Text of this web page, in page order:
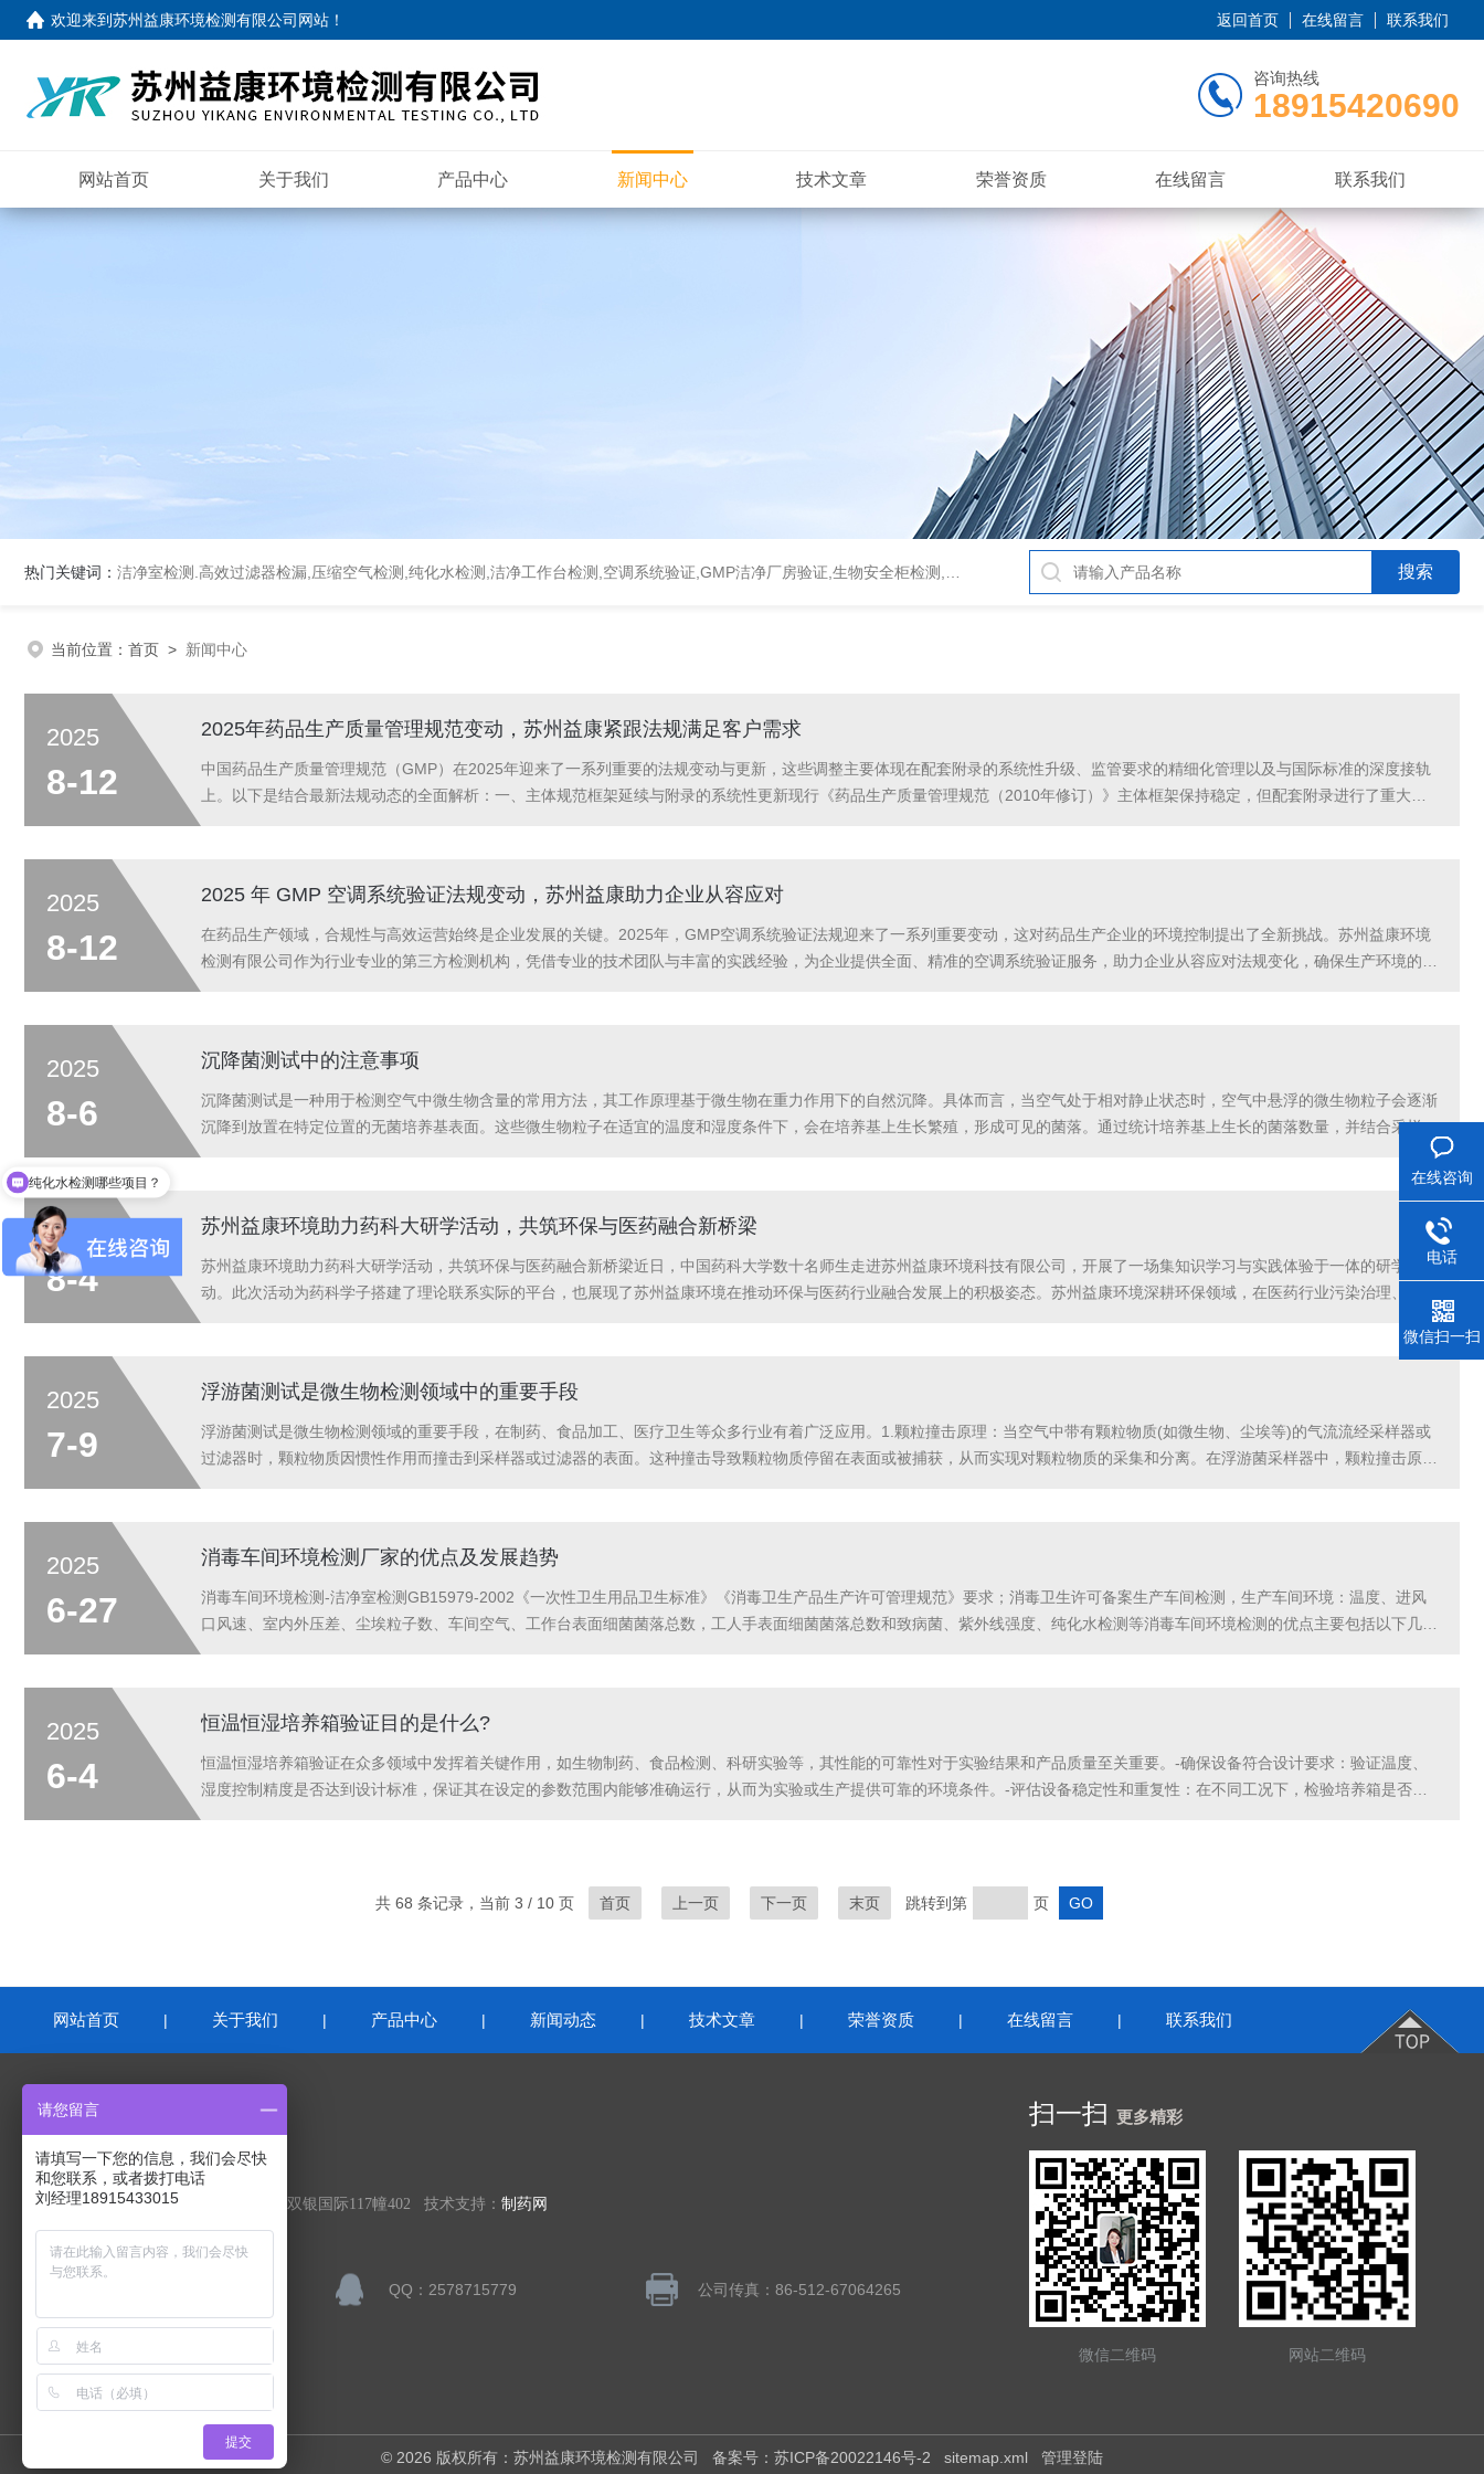
欢迎来到苏州益康环境检测有限公司网站 ！ 返回首页 在线留言 联系我们
咨询热线
18915420690
网站首页 关于我们 产品中心 新闻中心 技术文章 荣誉资质 在线留言 联系我们
热门关键词： 洁净室检测.高效过滤器检漏,压缩空气检测,纯化水检测,洁净工作台检测,空调系统验证,GMP洁净厂房验证,生物安全柜检测,洁净度检测,洁净室验收检测,GMP验证方案编写执行
当前位置： 首页 > 新闻中心
2025
8-12
2025年药品生产质量管理规范变动，苏州益康紧跟法规满足客户需求
中国药品生产质量管理规范（GMP）在2025年迎来了一系列重要的法规变动与更新，这些调整主要体现在配套附录的系统性升级、监管要求的精细化管理以及与国际标准的深度接轨
上。以下是结合最新法规动态的全面解析：一、主体规范框架延续与附录的系统性更新现行《药品生产质量管理规范（2010年修订）》主体框架保持稳定，但配套附录进行了重大扩
2025
8-12
2025 年 GMP 空调系统验证法规变动，苏州益康助力企业从容应对
在药品生产领域，合规性与高效运营始终是企业发展的关键。2025年，GMP空调系统验证法规迎来了一系列重要变动，这对药品生产企业的环境控制提出了全新挑战。苏州益康环境
检测有限公司作为行业专业的第三方检测机构，凭借专业的技术团队与丰富的实践经验，为企业提供全面、精准的空调系统验证服务，助力企业从容应对法规变化，确保生产环境的稳
2025
8-6
沉降菌测试中的注意事项
沉降菌测试是一种用于检测空气中微生物含量的常用方法，其工作原理基于微生物在重力作用下的自然沉降。具体而言，当空气处于相对静止状态时，空气中悬浮的微生物粒子会逐渐
沉降到放置在特定位置的无菌培养基表面。这些微生物粒子在适宜的温度和湿度条件下，会在培养基上生长繁殖，形成可见的菌落。通过统计培养基上生长的菌落数量，并结合采样时
2025
8-4
苏州益康环境助力药科大研学活动，共筑环保与医药融合新桥梁
苏州益康环境助力药科大研学活动，共筑环保与医药融合新桥梁近日，中国药科大学数十名师生走进苏州益康环境科技有限公司，开展了一场集知识学习与实践体验于一体的研学活
动。此次活动为药科学子搭建了理论联系实际的平台，也展现了苏州益康环境在推动环保与医药行业融合发展上的积极姿态。苏州益康环境深耕环保领域，在医药行业污染治理、环境
2025
7-9
浮游菌测试是微生物检测领域中的重要手段
浮游菌测试是微生物检测领域的重要手段，在制药、食品加工、医疗卫生等众多行业有着广泛应用。1.颗粒撞击原理：当空气中带有颗粒物质(如微生物、尘埃等)的气流流经采样器或
过滤器时，颗粒物质因惯性作用而撞击到采样器或过滤器的表面。这种撞击导致颗粒物质停留在表面或被捕获，从而实现对颗粒物质的采集和分离。在浮游菌采样器中，颗粒撞击原理
2025
6-27
消毒车间环境检测厂家的优点及发展趋势
消毒车间环境检测-洁净室检测GB15979-2002《一次性卫生用品卫生标准》《消毒卫生产品生产许可管理规范》要求；消毒卫生许可备案生产车间检测，生产车间环境：温度、进风
口风速、室内外压差、尘埃粒子数、车间空气、工作台表面细菌菌落总数，工人手表面细菌菌落总数和致病菌、紫外线强度、纯化水检测等‌消毒车间环境检测的优点‌主要包括以下几个
2025
6-4
恒温恒湿培养箱验证目的是什么?
恒温恒湿培养箱验证在众多领域中发挥着关键作用，如生物制药、食品检测、科研实验等，其性能的可靠性对于实验结果和产品质量至关重要。-确保设备符合设计要求：验证温度、
湿度控制精度是否达到设计标准，保证其在设定的参数范围内能够准确运行，从而为实验或生产提供可靠的环境条件。-评估设备稳定性和重复性：在不同工况下，检验培养箱是否能
共 68 条记录，当前 3 / 10 页 首页 上一页 下一页 末页 跳转到第 页
网站首页 | 关于我们 | 产品中心 | 新闻动态 | 技术文章 | 荣誉资质 | 在线留言 | 联系我们
联系我们
苏州益康环境检测有限公司
公司地址：苏州吴中区东方大道1388号双银国际117幢402 技术支持： 制药网
QQ：2578715779 公司传真：86-512-67064265
邮箱：changliu006@126.com
扫一扫 更多精彩
微信二维码 网站二维码
© 2026 版权所有：苏州益康环境检测有限公司 备案号：苏ICP备20022146号-2 sitemap.xml 管理登陆
在线咨询
电话
微信扫一扫
纯化水检测哪些项目？
请您留言
请填写一下您的信息，我们会尽快
和您联系，或者拨打电话
刘经理18915433015
提交